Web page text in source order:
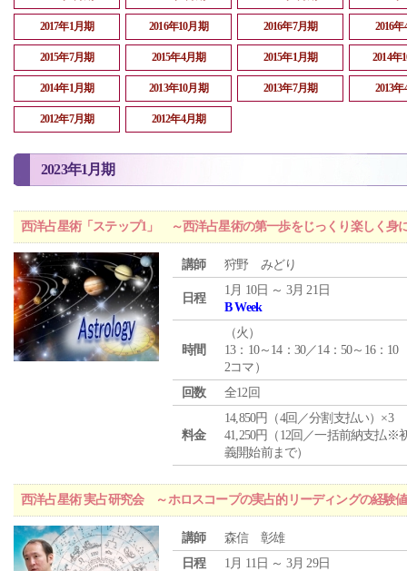
2017年1月期 2016年10月期 2016年7月期 2016
2015年7月期 2015年4月期 2015年1月期 2014年
2014年1月期 2013年10月期 2013年7月期 2013
2012年7月期 2012年4月期
2023年1月期
西洋占星術「ステップ1」 ～西洋占星術の第一歩をじっくり楽しく身
講師 狩野 みどり
日程
1月 10日 ～ 3月 21日
B Week
時間
（火 ）
13：10～14：30／14：50～16：10
2コマ）
回数
全12回
料金
14,850円（4回／分割支払い）×3
41,250円（12回／一括前納支払※
義開始前まで）
西洋占星術 実占研究会 ～ホロスコープの実占的リーディングの経験
講師
森信 彰雄
日程
1月 11日 ～ 3月 29日